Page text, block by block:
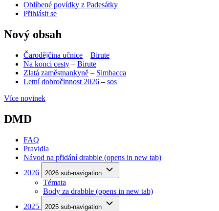
Oblíbené povídky z Padesátky
Přihlásit se
Nový obsah
Čarodějčina učnice – Birute
Na konci cesty – Birute
Zlatá zaměstnankyně – Simbacca
Letní dobročinnost 2026 – sos
Více novinek
DMD
FAQ
Pravidla
Návod na přidání drabble (opens in new tab)
2026
2026 sub-navigation
Témata
Body za drabble (opens in new tab)
2025
2025 sub-navigation